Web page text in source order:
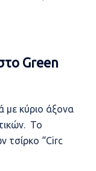
Green
με κύριο άξονα
Το
τσίρκο “Circ